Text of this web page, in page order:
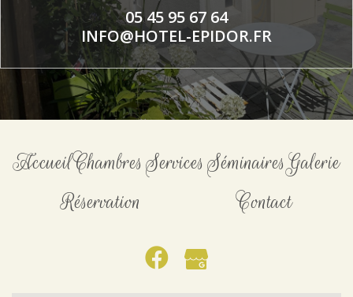
05 45 95 67 64
INFO@HOTEL-EPIDOR.FR
AccueilChambres Services SéminairesGalerie
Réservation
Contact